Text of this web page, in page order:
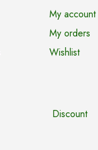
My account
My orders
Wishlist
Discount